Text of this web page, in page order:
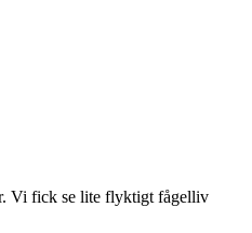
Vi fick se lite flyktigt fågelliv